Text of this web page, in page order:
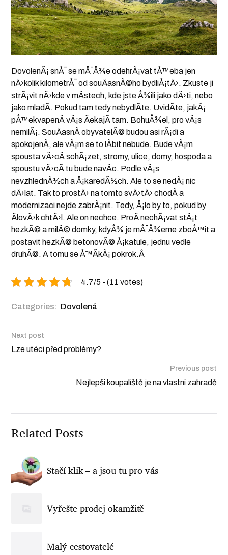
DovolenÃ¡ snÅ¯ se mÅ¯Å¾e odehrÃ¡vat tÅ™eba jen
nÄ›kolik kilometrÅ¯ od souÄasnÃ©ho bydliÅ¡tÄ›. Zkuste ji
strÃ¡vit nÄ›kde v mÃ­stech, kde jste Å¾ili jako dÄ›ti, nebo
jako mladÃ­. Pokud tam tedy nebydlÃ­te. UvidÃ­te, jakÃ¡
pÅ™ekvapenÃ­ vÃ¡s ÄekajÃ­ tam. BohuÅ¾el, pro vÃ¡s
nemilÃ¡. SouÄasnÃ­ obyvatelÃ© budou asi rÃ¡di a
spokojenÃ­, ale vÃ¡m se to lÃ­bit nebude. Bude vÃ¡m
spousta vÄ›cÃ­ schÃ¡zet, stromy, ulice, domy, hospoda a
spoustu vÄ›cÃ­ tu bude navÃ­c. Podle vÃ¡s
nevzhlednÃ½ch a Å¡karedÃ½ch. Ale to se nedÃ¡ nic
dÄ›lat. Tak to prostÄ› na tomto svÄ›tÄ› chodÃ­ a
modernizaci nejde zabrÃ¡nit. Tedy, Å¡lo by to, pokud by
ÄlovÄ›k chtÄ›l. Ale on nechce. ProÄ nechÃ¡vat stÃ¡t
hezkÃ© a milÃ© domky, kdyÅ¾ je mÅ¯Å¾eme zboÅ™it a
postavit hezkÃ© betonovÃ© Å¡katule, jednu vedle
druhÃ©. A tomu se Å™Ã­kÃ¡ pokrok.Â
4.7/5 - (11 votes)
Categories: Dovolená
Next post
Lze utéci před problémy?
Previous post
Nejlepší koupaliště je na vlastní zahradě
Related Posts
Stačí klik – a jsou tu pro vás
Vyřešte prodej okamžitě
Malý cestovatelé